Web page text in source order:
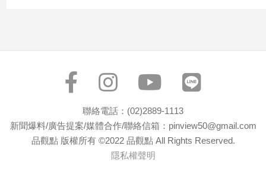
聯絡電話：(02)2889-1113
新聞爆料/廣告提案/媒體合作/聯絡信箱：pinview50@gmail.com
品觀點 版權所有 ©2022 品觀點 All Rights Reserved.
隱私權聲明